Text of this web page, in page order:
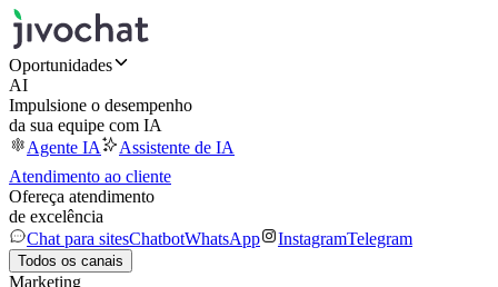
Oportunidades
AI
Impulsione o desempenho
da sua equipe com IA
Agente IA
Assistente de IA
Atendimento ao cliente
Ofereça atendimento
de excelência
Chat para sitesChatbotWhatsApp InstagramTelegram
Todos os canais
Marketing